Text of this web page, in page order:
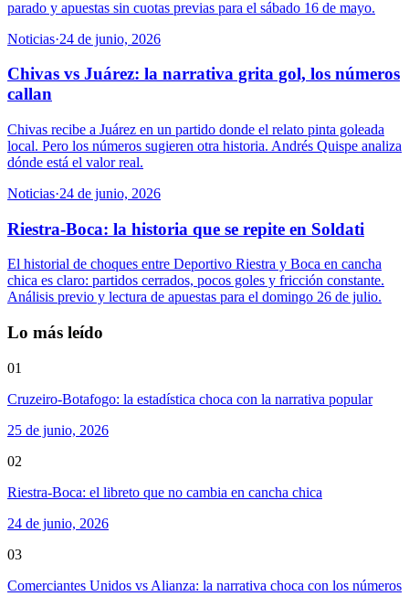
parado y apuestas sin cuotas previas para el sábado 16 de mayo.
Noticias·24 de junio, 2026
Chivas vs Juárez: la narrativa grita gol, los números
callan
Chivas recibe a Juárez en un partido donde el relato pinta goleada
local. Pero los números sugieren otra historia. Andrés Quispe analiza
dónde está el valor real.
Noticias·24 de junio, 2026
Riestra-Boca: la historia que se repite en Soldati
El historial de choques entre Deportivo Riestra y Boca en cancha
chica es claro: partidos cerrados, pocos goles y fricción constante.
Análisis previo y lectura de apuestas para el domingo 26 de julio.
Lo más leído
01
Cruzeiro-Botafogo: la estadística choca con la narrativa popular
25 de junio, 2026
02
Riestra-Boca: el libreto que no cambia en cancha chica
24 de junio, 2026
03
Comerciantes Unidos vs Alianza: la narrativa choca con los números